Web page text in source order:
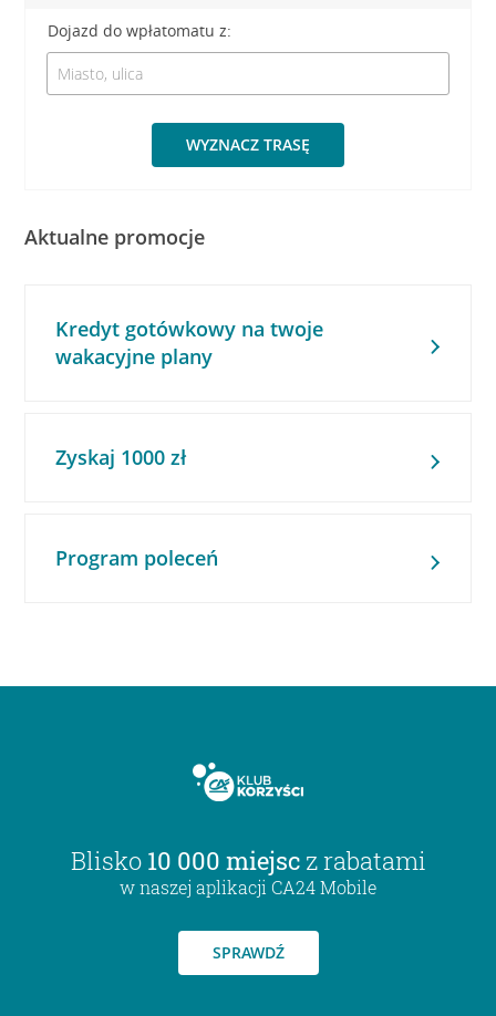
Dojazd do wpłatomatu z:
WYZNACZ TRASĘ
Aktualne promocje
Kredyt gotówkowy na twoje
wakacyjne plany
Zyskaj 1000 zł
Program poleceń
Blisko 10 000 miejsc z rabatami
w naszej aplikacji CA24 Mobile
SPRAWDŹ